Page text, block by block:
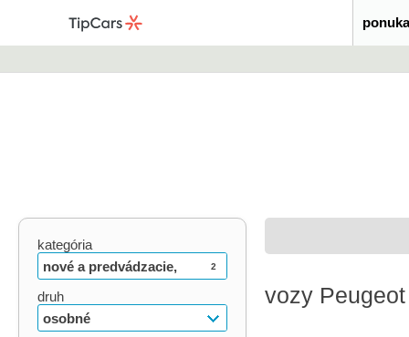
kategória
nové a predvádzacie,
ojazdené
2
druh
osobné
vozy